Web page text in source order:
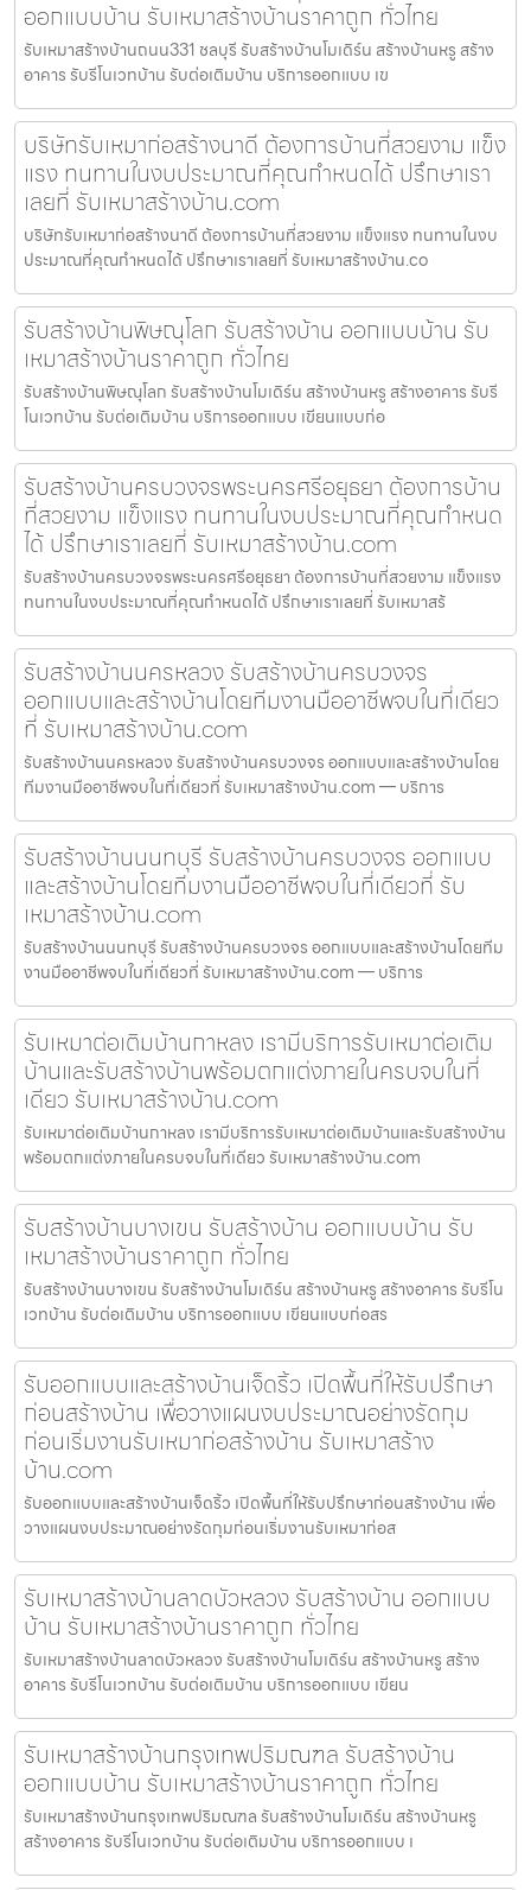
ออกแบบบ้าน รับเหมาสร้างบ้านราคาถูก ทั่วไทย
รับเหมาสร้างบ้านถนน331 ชลบุรี รับสร้างบ้านโมเดิร์น สร้างบ้านหรู สร้าง
อาคาร รับรีโนเวทบ้าน รับต่อเติมบ้าน บริการออกแบบ เข
บริษัทรับเหมาก่อสร้างนาดี ต้องการบ้านที่สวยงาม แข็ง
แรง ทนทานในงบประมาณที่คุณกำหนดได้ ปรึกษาเรา
เลยที่ รับเหมาสร้างบ้าน.com
บริษัทรับเหมาก่อสร้างนาดี ต้องการบ้านที่สวยงาม แข็งแรง ทนทานในงบ
ประมาณที่คุณกำหนดได้ ปรึกษาเราเลยที่ รับเหมาสร้างบ้าน.co
รับสร้างบ้านพิษณุโลก รับสร้างบ้าน ออกแบบบ้าน รับ
เหมาสร้างบ้านราคาถูก ทั่วไทย
รับสร้างบ้านพิษณุโลก รับสร้างบ้านโมเดิร์น สร้างบ้านหรู สร้างอาคาร รับรี
โนเวทบ้าน รับต่อเติมบ้าน บริการออกแบบ เขียนแบบก่อ
รับสร้างบ้านครบวงจรพระนครศรีอยุธยา ต้องการบ้าน
ที่สวยงาม แข็งแรง ทนทานในงบประมาณที่คุณกำหนด
ได้ ปรึกษาเราเลยที่ รับเหมาสร้างบ้าน.com
รับสร้างบ้านครบวงจรพระนครศรีอยุธยา ต้องการบ้านที่สวยงาม แข็งแรง
ทนทานในงบประมาณที่คุณกำหนดได้ ปรึกษาเราเลยที่ รับเหมาสร้
รับสร้างบ้านนครหลวง รับสร้างบ้านครบวงจร
ออกแบบและสร้างบ้านโดยทีมงานมืออาชีพจบในที่เดียว
ที่ รับเหมาสร้างบ้าน.com
รับสร้างบ้านนครหลวง รับสร้างบ้านครบวงจร ออกแบบและสร้างบ้านโดย
ทีมงานมืออาชีพจบในที่เดียวที่ รับเหมาสร้างบ้าน.com — บริการ
รับสร้างบ้านนนทบุรี รับสร้างบ้านครบวงจร ออกแบบ
และสร้างบ้านโดยทีมงานมืออาชีพจบในที่เดียวที่ รับ
เหมาสร้างบ้าน.com
รับสร้างบ้านนนทบุรี รับสร้างบ้านครบวงจร ออกแบบและสร้างบ้านโดยทีม
งานมืออาชีพจบในที่เดียวที่ รับเหมาสร้างบ้าน.com — บริการ
รับเหมาต่อเติมบ้านกาหลง เรามีบริการรับเหมาต่อเติม
บ้านและรับสร้างบ้านพร้อมตกแต่งภายในครบจบในที่
เดียว รับเหมาสร้างบ้าน.com
รับเหมาต่อเติมบ้านกาหลง เรามีบริการรับเหมาต่อเติมบ้านและรับสร้างบ้าน
พร้อมตกแต่งภายในครบจบในที่เดียว รับเหมาสร้างบ้าน.com
รับสร้างบ้านบางเขน รับสร้างบ้าน ออกแบบบ้าน รับ
เหมาสร้างบ้านราคาถูก ทั่วไทย
รับสร้างบ้านบางเขน รับสร้างบ้านโมเดิร์น สร้างบ้านหรู สร้างอาคาร รับรีโน
เวทบ้าน รับต่อเติมบ้าน บริการออกแบบ เขียนแบบก่อสร
รับออกแบบและสร้างบ้านเจ็ดริ้ว เปิดพื้นที่ให้รับปรึกษา
ก่อนสร้างบ้าน เพื่อวางแผนงบประมาณอย่างรัดกุม
ก่อนเริ่มงานรับเหมาก่อสร้างบ้าน รับเหมาสร้าง
บ้าน.com
รับออกแบบและสร้างบ้านเจ็ดริ้ว เปิดพื้นที่ให้รับปรึกษาก่อนสร้างบ้าน เพื่อ
วางแผนงบประมาณอย่างรัดกุมก่อนเริ่มงานรับเหมาก่อส
รับเหมาสร้างบ้านลาดบัวหลวง รับสร้างบ้าน ออกแบบ
บ้าน รับเหมาสร้างบ้านราคาถูก ทั่วไทย
รับเหมาสร้างบ้านลาดบัวหลวง รับสร้างบ้านโมเดิร์น สร้างบ้านหรู สร้าง
อาคาร รับรีโนเวทบ้าน รับต่อเติมบ้าน บริการออกแบบ เขียน
รับเหมาสร้างบ้านกรุงเทพปริมณฑล รับสร้างบ้าน
ออกแบบบ้าน รับเหมาสร้างบ้านราคาถูก ทั่วไทย
รับเหมาสร้างบ้านกรุงเทพปริมณฑล รับสร้างบ้านโมเดิร์น สร้างบ้านหรู
สร้างอาคาร รับรีโนเวทบ้าน รับต่อเติมบ้าน บริการออกแบบ เ